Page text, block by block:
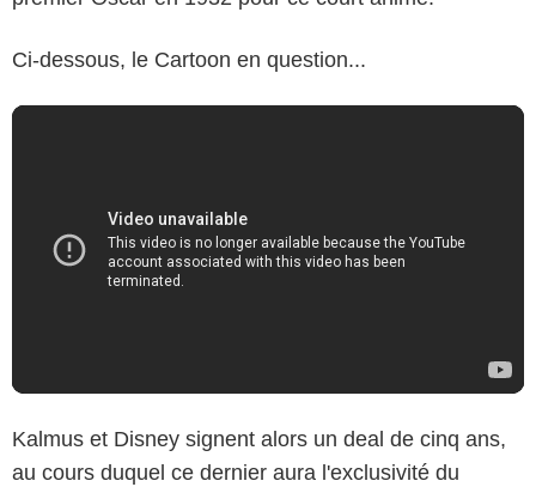
Ci-dessous, le Cartoon en question...
Kalmus et Disney signent alors un deal de cinq ans,
au cours duquel ce dernier aura l'exclusivité du